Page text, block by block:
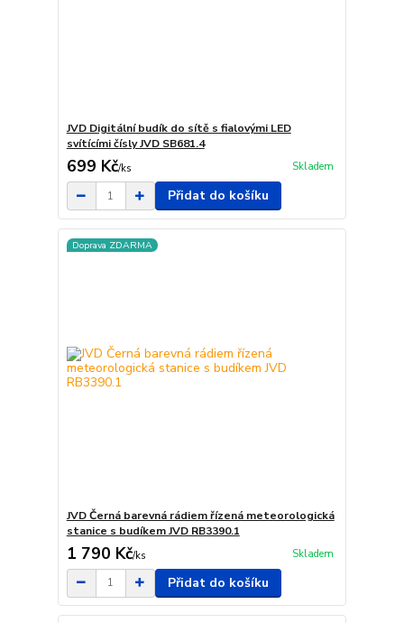
JVD Digitální budík do sítě s fialovými LED
svítícími čísly JVD SB681.4
699 Kč/ks Skladem
Přidat do košíku
Doprava ZDARMA
JVD Černá barevná rádiem řízená meteorologická
stanice s budíkem JVD RB3390.1
1 790 Kč/ks Skladem
Přidat do košíku